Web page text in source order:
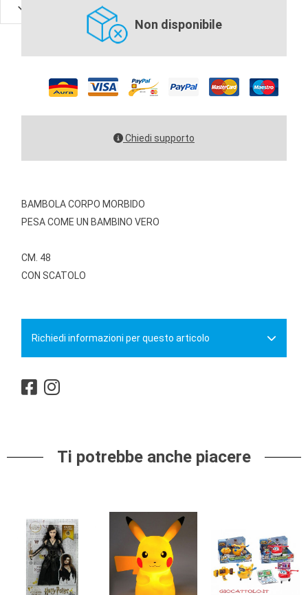
Non disponibile
Chiedi supporto
BAMBOLA CORPO MORBIDO
PESA COME UN BAMBINO VERO
CM. 48
CON SCATOLO
Richiedi informazioni per questo articolo
Ti potrebbe anche piacere